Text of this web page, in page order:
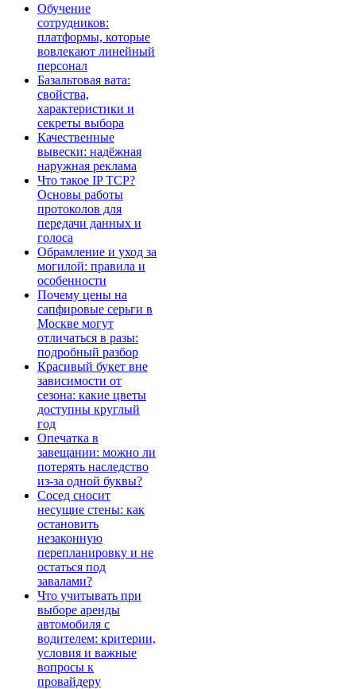
Обучение
сотрудников:
платформы, которые
вовлекают линейный
персонал
Базальтовая вата:
свойства,
характеристики и
секреты выбора
Качественные
вывески: надёжная
наружная реклама
Что такое IP TCP?
Основы работы
протоколов для
передачи данных и
голоса
Обрамление и уход за
могилой: правила и
особенности
Почему цены на
сапфировые серьги в
Москве могут
отличаться в разы:
подробный разбор
Красивый букет вне
зависимости от
сезона: какие цветы
доступны круглый
год
Опечатка в
завещании: можно ли
потерять наследство
из-за одной буквы?
Сосед сносит
несущие стены: как
остановить
незаконную
перепланировку и не
остаться под
завалами?
Что учитывать при
выборе аренды
автомобиля с
водителем: критерии,
условия и важные
вопросы к
провайдеру